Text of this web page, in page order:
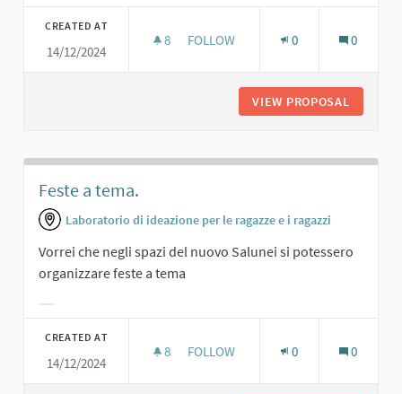
CREATED AT
14/12/2024
8 8 FOLLOWERS
FOLLOW 0 0
VIEW PROPOSAL
Feste a tema.
Laboratorio di ideazione per le ragazze e i ragazzi
Vorrei che negli spazi del nuovo Salunei si potessero
organizzare feste a tema
CREATED AT
14/12/2024
8 8 FOLLOWERS
FOLLOW 0 0